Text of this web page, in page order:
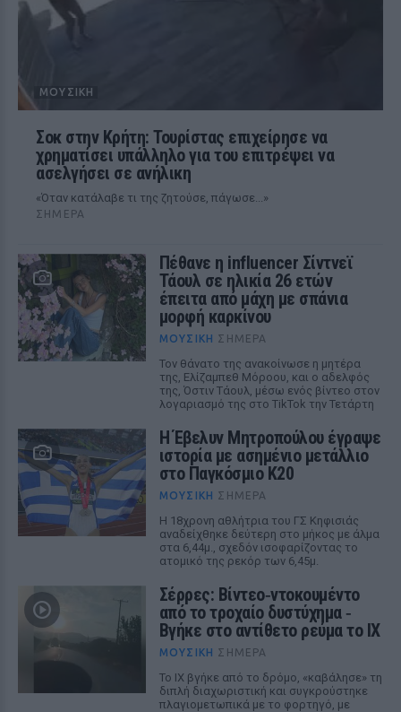
ΜΟΥΣΙΚΉ
Σοκ στην Κρήτη: Τουρίστας επιχείρησε να
χρηματίσει υπάλληλο για του επιτρέψει να
ασελγήσει σε ανήλικη
«Όταν κατάλαβε τι της ζητούσε, πάγωσε...»
ΣΉΜΕΡΑ
Πέθανε η influencer Σίντνεϊ
Τάουλ σε ηλικία 26 ετών
έπειτα από μάχη με σπάνια
μορφή καρκίνου
ΜΟΥΣΙΚΉ ΣΉΜΕΡΑ
Τον θάνατο της ανακοίνωσε η μητέρα
της, Ελίζαμπεθ Μόροου, και ο αδελφός
της, Όστιν Τάουλ, μέσω ενός βίντεο στον
λογαριασμό της στο TikTok την Τετάρτη
Η Έβελυν Μητροπούλου έγραψε
ιστορία με ασημένιο μετάλλιο
στο Παγκόσμιο Κ20
ΜΟΥΣΙΚΉ ΣΉΜΕΡΑ
Η 18χρονη αθλήτρια του ΓΣ Κηφισιάς
αναδείχθηκε δεύτερη στο μήκος με άλμα
στα 6,44μ., σχεδόν ισοφαρίζοντας το
ατομικό της ρεκόρ των 6,45μ.
Σέρρες: Βίντεο‑ντοκουμέντο
από το τροχαίο δυστύχημα ‑
Βγήκε στο αντίθετο ρεύμα το ΙΧ
ΜΟΥΣΙΚΉ ΣΉΜΕΡΑ
Το ΙΧ βγήκε από το δρόμο, «καβάλησε» τη
διπλή διαχωριστική και συγκρούστηκε
πλαγιομετωπικά με το φορτηγό, με